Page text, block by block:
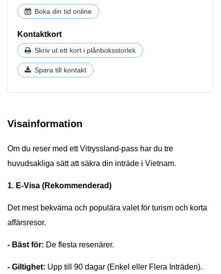
Boka din tid online
Kontaktkort
Skriv ut ett kort i plånboksstorlek
Spara till kontakt
Visainformation
Om du reser med ett Vitryssland-pass har du tre
huvudsakliga sätt att säkra din inträde i Vietnam.
1. E-Visa (Rekommenderad)
Det mest bekväma och populära valet för turism och korta
affärsresor.
- Bäst för: De flesta resenärer.
- Giltighet: Upp till 90 dagar (Enkel eller Flera Inträden).